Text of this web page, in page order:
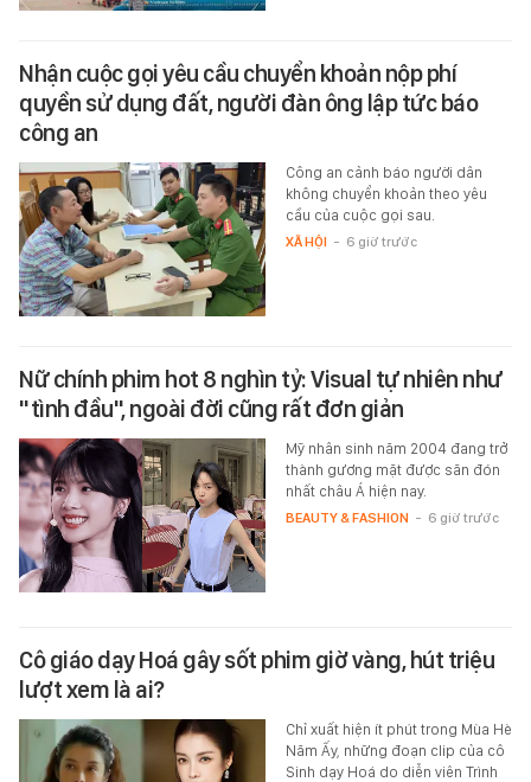
Nhận cuộc gọi yêu cầu chuyển khoản nộp phí
quyền sử dụng đất, người đàn ông lập tức báo
công an
Công an cảnh báo người dân
không chuyển khoản theo yêu
cầu của cuộc gọi sau.
XÃ HỘI - 6 giờ trước
Nữ chính phim hot 8 nghìn tỷ: Visual tự nhiên như
"tình đầu", ngoài đời cũng rất đơn giản
Mỹ nhân sinh năm 2004 đang trở
thành gương mặt được săn đón
nhất châu Á hiện nay.
BEAUTY & FASHION - 6 giờ trước
Cô giáo dạy Hoá gây sốt phim giờ vàng, hút triệu
lượt xem là ai?
Chỉ xuất hiện ít phút trong Mùa Hè
Năm Ấy, những đoạn clip của cô
Sinh dạy Hoá do diễn viên Trình